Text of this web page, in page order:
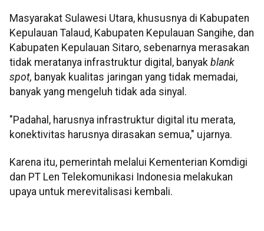
Masyarakat Sulawesi Utara, khususnya di Kabupaten
Kepulauan Talaud, Kabupaten Kepulauan Sangihe, dan
Kabupaten Kepulauan Sitaro, sebenarnya merasakan
tidak meratanya infrastruktur digital, banyak blank
spot, banyak kualitas jaringan yang tidak memadai,
banyak yang mengeluh tidak ada sinyal.
"Padahal, harusnya infrastruktur digital itu merata,
konektivitas harusnya dirasakan semua," ujarnya.
Karena itu, pemerintah melalui Kementerian Komdigi
dan PT Len Telekomunikasi Indonesia melakukan
upaya untuk merevitalisasi kembali.